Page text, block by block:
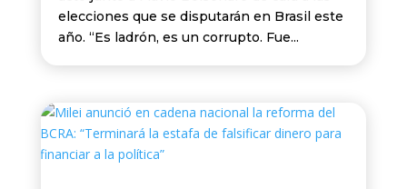
elecciones que se disputarán en Brasil este
año. “Es ladrón, es un corrupto. Fue...